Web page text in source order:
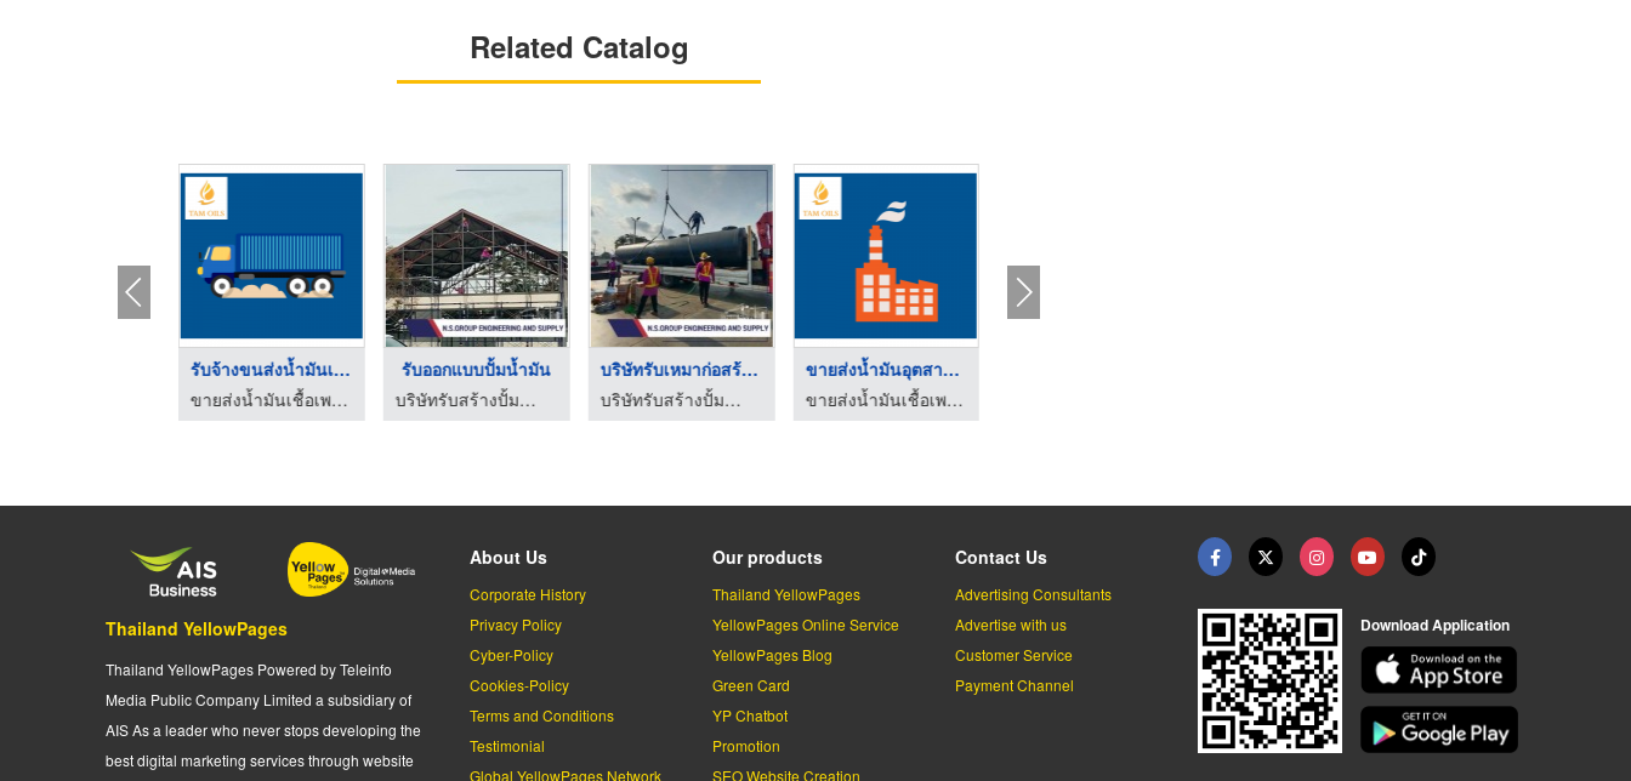
Related Catalog
รับจ้างขนส่งน้ำมันเช ...
ขายส่งน้ำมันเชื้อเพลิง กาญจนบุรี
รับออกแบบปั้มน้ำมัน
บริษัทรับสร้างปั้มน้ำมันครบวงจร - สร้างใหม่ ซ่อมแซม ต่อเติม
บริษัทรับเหมาก่อสร้า ...
บริษัทรับสร้างปั้มน้ำมันครบวงจร - สร้างใหม่ ซ่อมแซม ต่อเติม
ขายส่งน้ำมันอุตสาหกร ...
ขายส่งน้ำมันเชื้อเพลิง กาญจนบุรี
Thailand YellowPages
Thailand YellowPages Powered by Teleinfo
Media Public Company Limited a subsidiary of
AIS As a leader who never stops developing the
best digital marketing services through website
About Us
Corporate History
Privacy Policy
Cyber-Policy
Cookies-Policy
Terms and Conditions
Testimonial
Global YellowPages Network
Our products
Thailand YellowPages
YellowPages Online Service
YellowPages Blog
Green Card
YP Chatbot
Promotion
SEO Website Creation
Contact Us
Advertising Consultants
Advertise with us
Customer Service
Payment Channel
Download Application